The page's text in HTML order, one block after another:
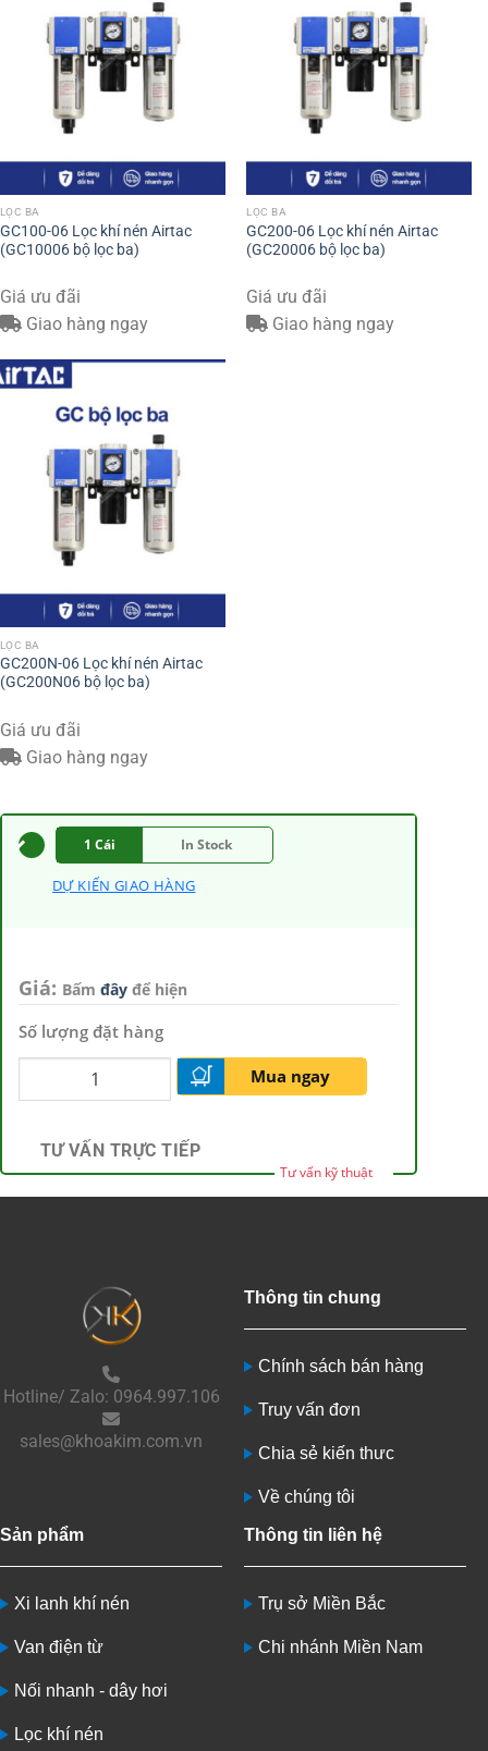
LỌC BA
GC100-06 Lọc khí nén Airtac
(GC10006 bộ lọc ba)
Giá ưu đãi
Giao hàng ngay
LỌC BA
GC200-06 Lọc khí nén Airtac
(GC20006 bộ lọc ba)
Giá ưu đãi
Giao hàng ngay
LỌC BA
GC200N-06 Lọc khí nén Airtac
(GC200N06 bộ lọc ba)
Giá ưu đãi
Giao hàng ngay
1 Cái In Stock
DỰ KIẾN GIAO HÀNG
Giá: Bấm đây để hiện
Số lượng đặt hàng
Mua ngay
TƯ VẤN TRỰC TIẾP
Tư vấn kỹ thuật
Hotline/ Zalo: 0964.997.106
sales@khoakim.com.vn
Thông tin chung
Chính sách bán hàng
Truy vấn đơn
Chia sẻ kiến thưc
Về chúng tôi
Sản phẩm
Xi lanh khí nén
Van điện từ
Nối nhanh - dây hơi
Lọc khí nén
Thông tin liên hệ
Trụ sở Miền Bắc
Chi nhánh Miền Nam